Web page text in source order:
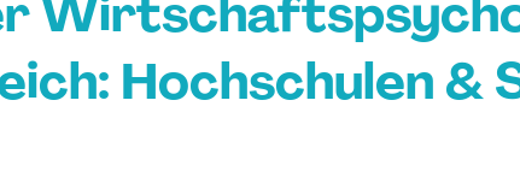
Hochschulen &